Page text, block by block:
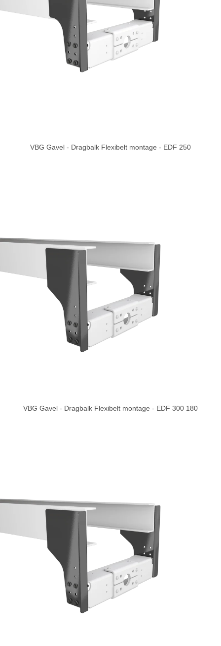
VBG Gavel - Dragbalk Flexibelt montage - EDF 250
VBG Gavel - Dragbalk Flexibelt montage - EDF 300 180